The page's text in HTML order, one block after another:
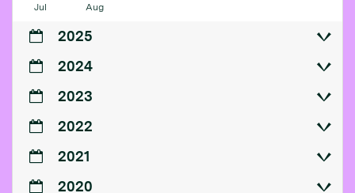
Jul Aug
2025
2024
2023
2022
2021
2020